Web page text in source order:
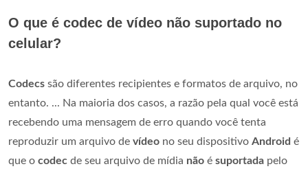
O que é codec de vídeo não suportado no
celular?
Codecs são diferentes recipientes e formatos de arquivo, no
entanto. ... Na maioria dos casos, a razão pela qual você está
recebendo uma mensagem de erro quando você tenta
reproduzir um arquivo de vídeo no seu dispositivo Android é
que o codec de seu arquivo de mídia não é suportada pelo